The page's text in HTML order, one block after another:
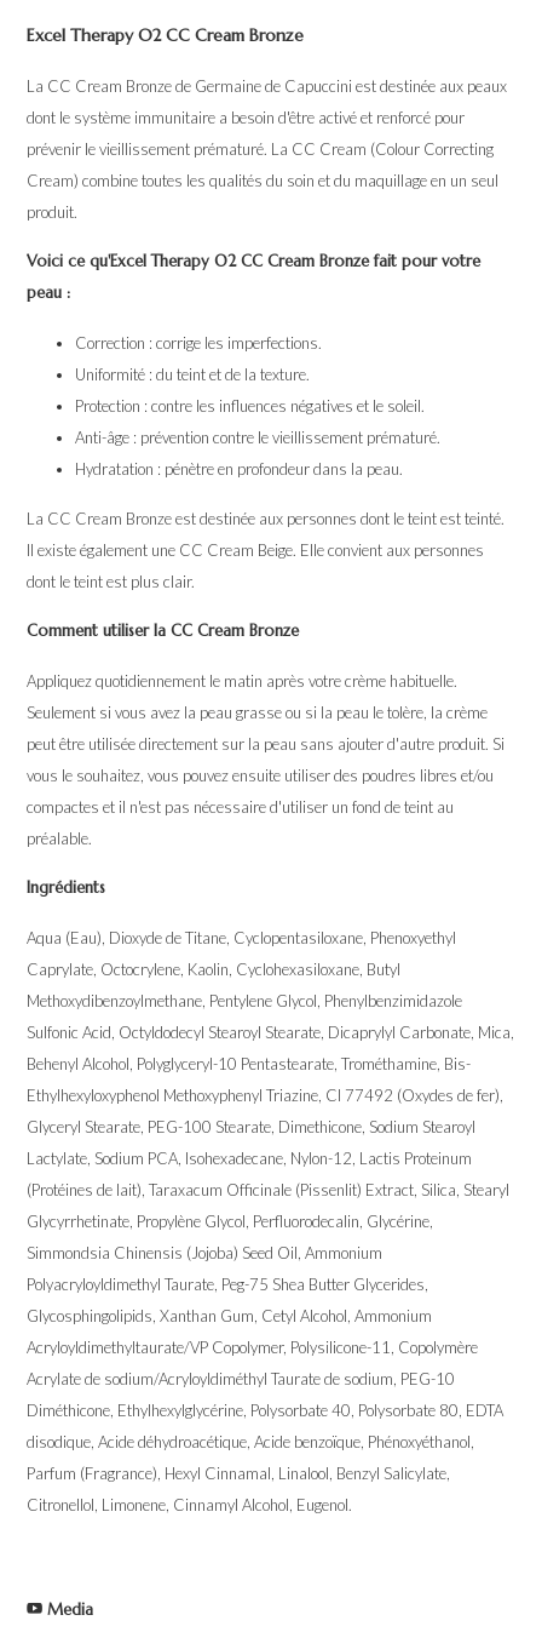
Excel Therapy O2 CC Cream Bronze
La CC Cream Bronze de Germaine de Capuccini est destinée aux peaux
dont le système immunitaire a besoin d'être activé et renforcé pour
prévenir le vieillissement prématuré. La CC Cream (Colour Correcting
Cream) combine toutes les qualités du soin et du maquillage en un seul
produit.
Voici ce qu'Excel Therapy O2 CC Cream Bronze fait pour votre
peau :
Correction : corrige les imperfections.
Uniformité : du teint et de la texture.
Protection : contre les influences négatives et le soleil.
Anti-âge : prévention contre le vieillissement prématuré.
Hydratation : pénètre en profondeur dans la peau.
La CC Cream Bronze est destinée aux personnes dont le teint est teinté.
Il existe également une CC Cream Beige. Elle convient aux personnes
dont le teint est plus clair.
Comment utiliser la CC Cream Bronze
Appliquez quotidiennement le matin après votre crème habituelle.
Seulement si vous avez la peau grasse ou si la peau le tolère, la crème
peut être utilisée directement sur la peau sans ajouter d'autre produit. Si
vous le souhaitez, vous pouvez ensuite utiliser des poudres libres et/ou
compactes et il n'est pas nécessaire d'utiliser un fond de teint au
préalable.
Ingrédients
Aqua (Eau), Dioxyde de Titane, Cyclopentasiloxane, Phenoxyethyl
Caprylate, Octocrylene, Kaolin, Cyclohexasiloxane, Butyl
Methoxydibenzoylmethane, Pentylene Glycol, Phenylbenzimidazole
Sulfonic Acid, Octyldodecyl Stearoyl Stearate, Dicaprylyl Carbonate, Mica,
Behenyl Alcohol, Polyglyceryl-10 Pentastearate, Trométhamine, Bis-
Ethylhexyloxyphenol Methoxyphenyl Triazine, CI 77492 (Oxydes de fer),
Glyceryl Stearate, PEG-100 Stearate, Dimethicone, Sodium Stearoyl
Lactylate, Sodium PCA, Isohexadecane, Nylon-12, Lactis Proteinum
(Protéines de lait), Taraxacum Officinale (Pissenlit) Extract, Silica, Stearyl
Glycyrrhetinate, Propylène Glycol, Perfluorodecalin, Glycérine,
Simmondsia Chinensis (Jojoba) Seed Oil, Ammonium
Polyacryloyldimethyl Taurate, Peg-75 Shea Butter Glycerides,
Glycosphingolipids, Xanthan Gum, Cetyl Alcohol, Ammonium
Acryloyldimethyltaurate/VP Copolymer, Polysilicone-11, Copolymère
Acrylate de sodium/Acryloyldiméthyl Taurate de sodium, PEG-10
Diméthicone, Ethylhexylglycérine, Polysorbate 40, Polysorbate 80, EDTA
disodique, Acide déhydroacétique, Acide benzoïque, Phénoxyéthanol,
Parfum (Fragrance), Hexyl Cinnamal, Linalool, Benzyl Salicylate,
Citronellol, Limonene, Cinnamyl Alcohol, Eugenol.
Media